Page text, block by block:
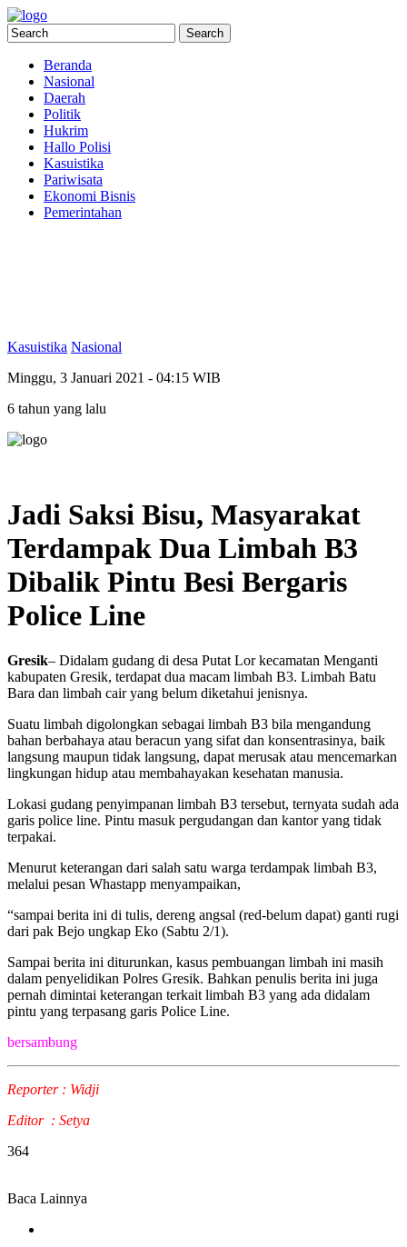
Beranda
Nasional
Daerah
Politik
Hukrim
Hallo Polisi
Kasuistika
Pariwisata
Ekonomi Bisnis
Pemerintahan
Kasuistika Nasional
Minggu, 3 Januari 2021 - 04:15 WIB
6 tahun yang lalu
Jadi Saksi Bisu, Masyarakat
Terdampak Dua Limbah B3
Dibalik Pintu Besi Bergaris
Police Line
Gresik– Didalam gudang di desa Putat Lor kecamatan Menganti
kabupaten Gresik, terdapat dua macam limbah B3. Limbah Batu
Bara dan limbah cair yang belum diketahui jenisnya.
Suatu limbah digolongkan sebagai limbah B3 bila mengandung
bahan berbahaya atau beracun yang sifat dan konsentrasinya, baik
langsung maupun tidak langsung, dapat merusak atau mencemarkan
lingkungan hidup atau membahayakan kesehatan manusia.
Lokasi gudang penyimpanan limbah B3 tersebut, ternyata sudah ada
garis police line. Pintu masuk pergudangan dan kantor yang tidak
terpakai.
Menurut keterangan dari salah satu warga terdampak limbah B3,
melalui pesan Whastapp menyampaikan,
“sampai berita ini di tulis, dereng angsal (red-belum dapat) ganti rugi
dari pak Bejo ungkap Eko (Sabtu 2/1).
Sampai berita ini diturunkan, kasus pembuangan limbah ini masih
dalam penyelidikan Polres Gresik. Bahkan penulis berita ini juga
pernah dimintai keterangan terkait limbah B3 yang ada didalam
pintu yang terpasang garis Police Line.
bersambung
Reporter : Widji
Editor : Setya
364
Baca Lainnya